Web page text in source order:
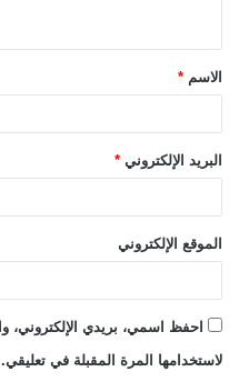
الاسم *
البريد الإلكتروني *
الموقع الإلكتروني
احفظ اسمي، بريدي الإلكتروني،
لاستخدامها المرة المقبلة في تعليقي.